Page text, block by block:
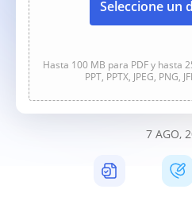
Seleccione un
Hasta 100 MB para PDF y hasta
PPT, PPTX, JPEG, PNG,
7 AGO,